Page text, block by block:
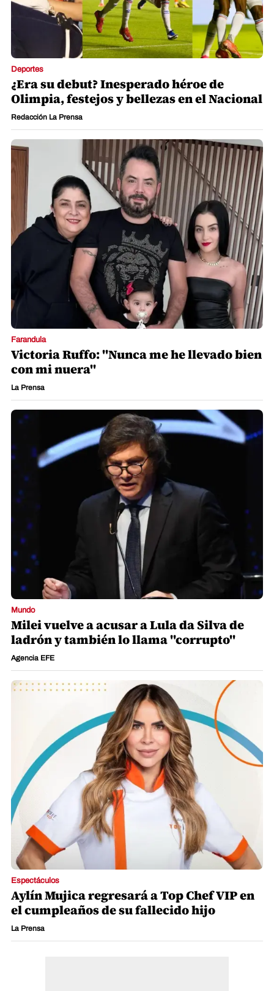
Deportes
¿Era su debut? Inesperado héroe de
Olimpia, festejos y bellezas en el Nacional
Redacción La Prensa
Farandula
Victoria Ruffo: "Nunca me he llevado bien
con mi nuera"
La Prensa
Mundo
Milei vuelve a acusar a Lula da Silva de
ladrón y también lo llama "corrupto"
Agencia EFE
Espectáculos
Aylín Mujica regresará a Top Chef VIP en
el cumpleaños de su fallecido hijo
La Prensa